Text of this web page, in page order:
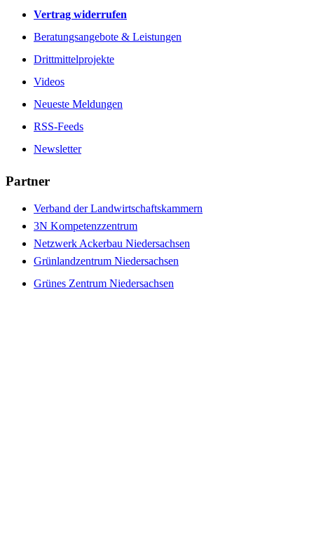
Vertrag widerrufen
Beratungsangebote & Leistungen
Drittmittelprojekte
Videos
Neueste Meldungen
RSS-Feeds
Newsletter
Partner
Verband der Landwirtschaftskammern
3N Kompetenzzentrum
Netzwerk Ackerbau Niedersachsen
Grünlandzentrum Niedersachsen
Grünes Zentrum Niedersachsen